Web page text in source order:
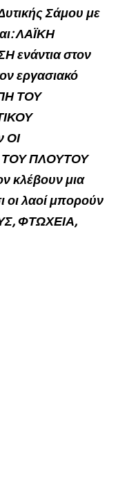
Σάμου με
ΛΑΪΚΗ
ενάντια στον
εργασιακό
ΤΟΥ
ΟΙ
ΤΟΥ ΠΛΟΥΤΟΥ
κλέβουν μια
οι λαοί μπορούν
ΦΤΩΧΕΙΑ,